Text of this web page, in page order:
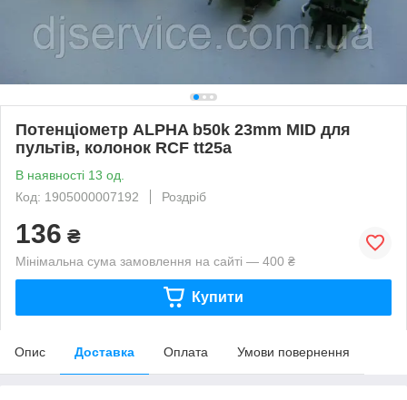
Потенціометр ALPHA b50k 23mm MID для
пультів, колонок RCF tt25a
В наявності 13 од.
Код: 1905000007192
Роздріб
136 ₴
Мінімальна сума замовлення на сайті — 400 ₴
Купити
Опис Доставка Оплата Умови повернення